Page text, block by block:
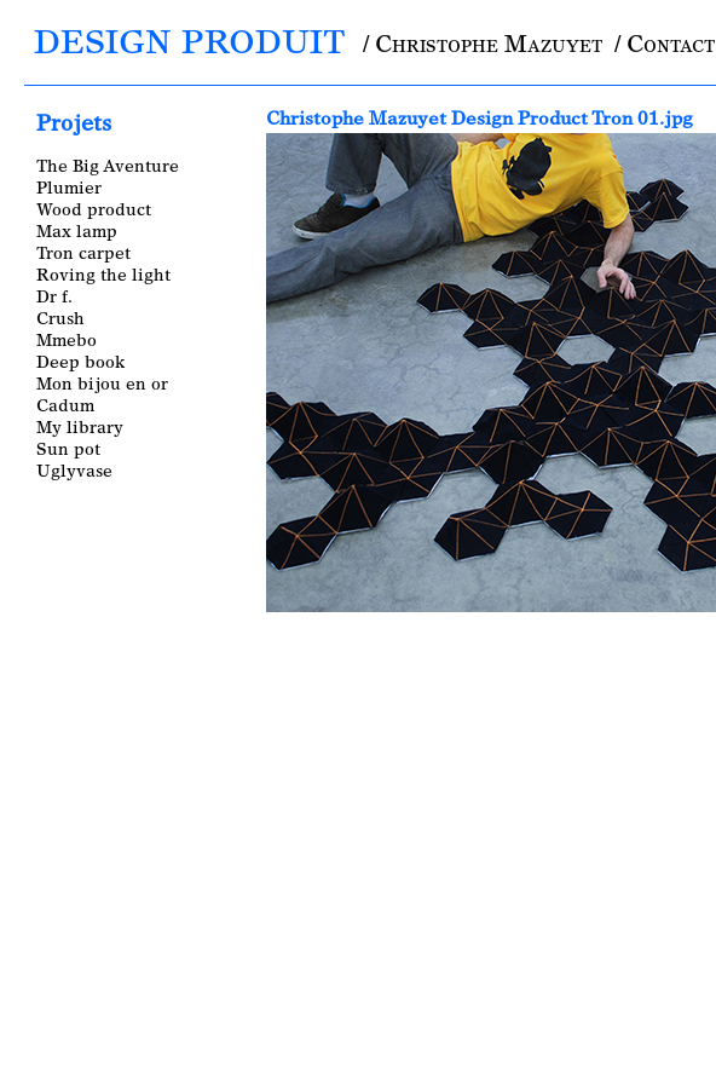
DESIGN PRODUIT / Christophe Mazuyet / Contact
Christophe Mazuyet Design Product Tron 01.jpg
Projets
The Big Aventure
Plumier
Wood product
Max lamp
Tron carpet
Roving the light
Dr f.
Crush
Mmebo
Deep book
Mon bijou en or
Cadum
My library
Sun pot
Uglyvase